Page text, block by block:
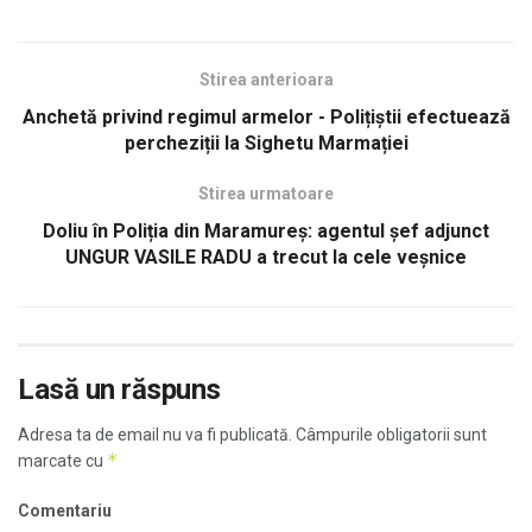
Stirea anterioara
Anchetă privind regimul armelor - Polițiștii efectuează
percheziții la Sighetu Marmației
Stirea urmatoare
Doliu în Poliția din Maramureș: agentul șef adjunct
UNGUR VASILE RADU a trecut la cele veșnice
Lasă un răspuns
Adresa ta de email nu va fi publicată. Câmpurile obligatorii sunt
marcate cu *
Comentariu